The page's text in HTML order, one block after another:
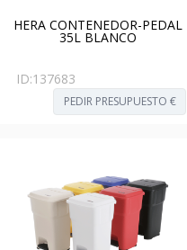
HERA CONTENEDOR-PEDAL
35L BLANCO
ID:137683
PEDIR PRESUPUESTO €